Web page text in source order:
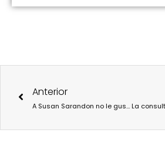
Anterior
A Susan Sarandon no le gusta “la fruta”